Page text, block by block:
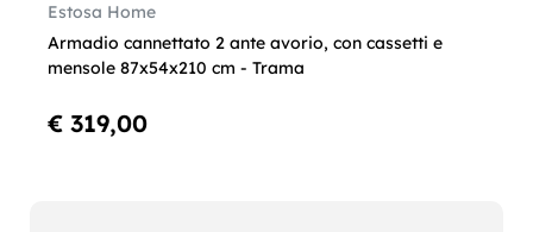
Estosa Home
Armadio cannettato 2 ante avorio, con cassetti e
mensole 87x54x210 cm - Trama
€ 319,00